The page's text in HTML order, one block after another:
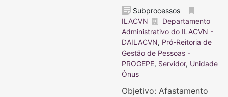
Subprocessos
ILACVN
Departamento
Administrativo do ILACVN -
DAILACVN, Pró-Reitoria de
Gestão de Pessoas -
PROGEPE, Servidor, Unidade
Ônus
Objetivo: Afastamento